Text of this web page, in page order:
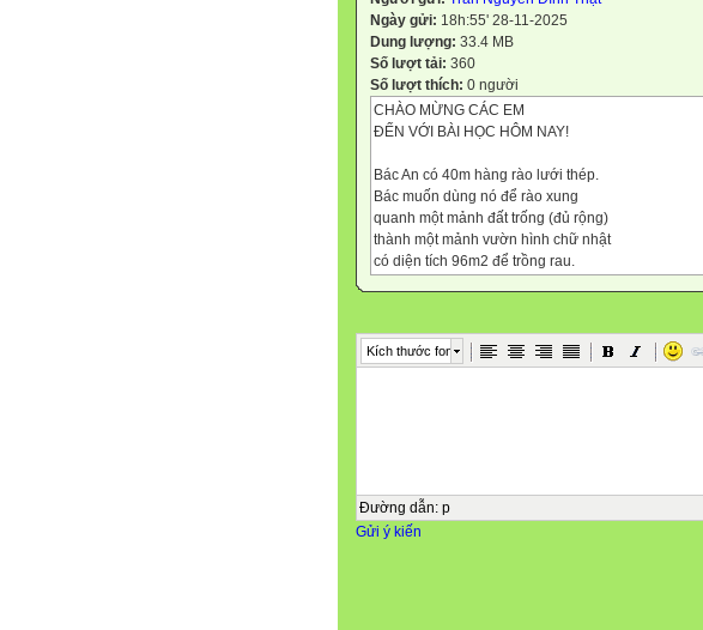
Ngày gửi: 18h:55' 28-11-2025
Dung lượng: 33.4 MB
Số lượt tải: 360
Số lượt thích: 0 người
CHÀO MỪNG CÁC EM
ĐẾN VỚI BÀI HỌC HÔM NAY!
Bác An có 40m hàng rào lưới thép.
Bác muốn dùng nó để rào xung
quanh một mảnh đất trống (đủ rộng)
thành một mảnh vườn hình chữ nhật
có diện tích 96m2 để trồng rau.
1 . ĐỊNH LÍ VIÈTE .
b 
b 
Kích thước font
Đường dẫn: p
Gửi ý kiến